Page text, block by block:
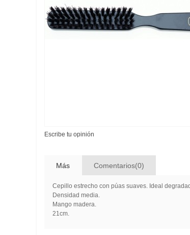
Escribe tu opinión
Más Comentarios(0)
Cepillo estrecho con púas suaves. Ideal
Densidad media.
Mango madera.
21cm.